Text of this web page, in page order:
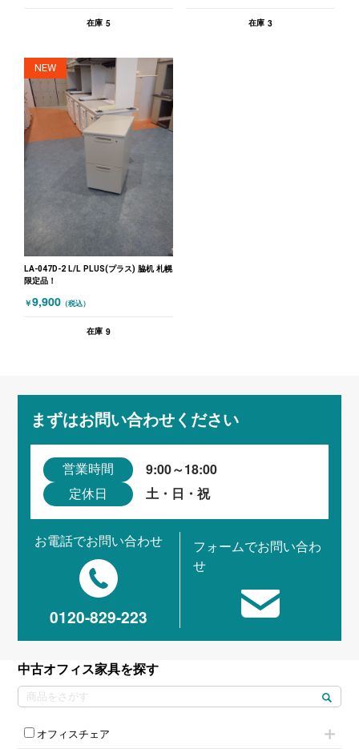
在庫 5 在庫 3
NEW
LA-047D-2 L/L PLUS(プラス) 脇机 札幌
限定品！
￥9,900 （税込）
在庫 9
まずはお問い合わせください
営業時間 9:00～18:00
定休日 土・日・祝
お電話でお問い合わせ
0120-829-223
フォームでお問い合わ
せ
中古オフィス家具を探す
オフィスチェア